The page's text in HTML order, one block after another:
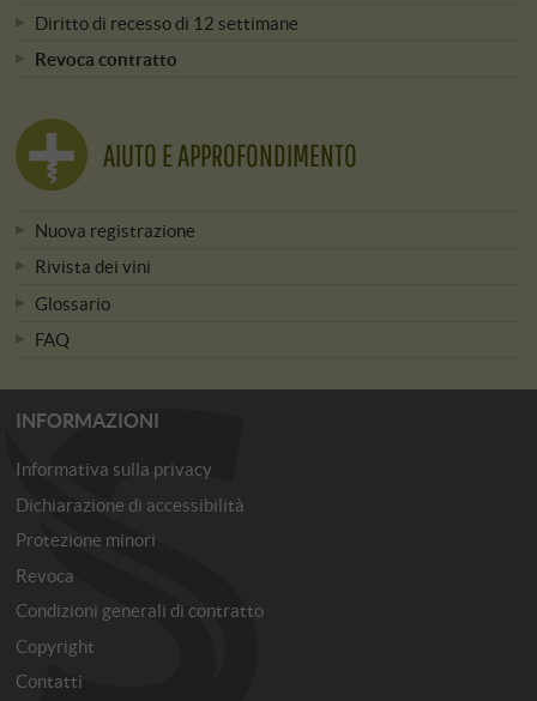
Diritto di recesso di 12 settimane
Revoca contratto
AIUTO E APPROFONDIMENTO
Nuova registrazione
Rivista dei vini
Glossario
FAQ
INFORMAZIONI
Informativa sulla privacy
Dichiarazione di accessibilità
Protezione minori
Revoca
Condizioni generali di contratto
Copyright
Contatti